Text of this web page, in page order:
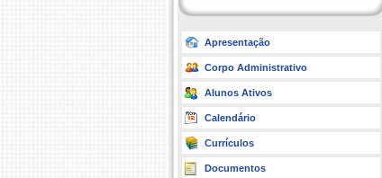
Apresentação
Corpo Administrativo
Alunos Ativos
Calendário
Currículos
Documentos